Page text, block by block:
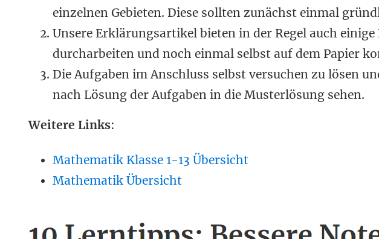
einzelnen Gebieten. Diese sollten zunächst einmal
Unsere Erklärungsartikel bieten in der Regel auch einige
durcharbeiten und noch einmal selbst auf dem Papier
Die Aufgaben im Anschluss selbst versuchen zu lösen
nach Lösung der Aufgaben in die Musterlösung sehen.
Weitere Links:
Mathematik Klasse 1-13 Übersicht
Mathematik Übersicht